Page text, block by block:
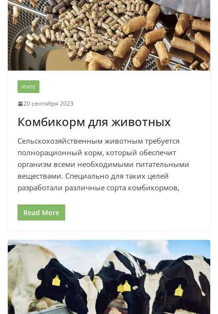
ИНОЕ
20 сентября 2023
Комбикорм для животных
Сельскохозяйственным животным требуется
полнорационный корм, который обеспечит
организм всеми необходимыми питательными
веществами. Специально для таких целей
разработали различные сорта комбикормов,
Read More